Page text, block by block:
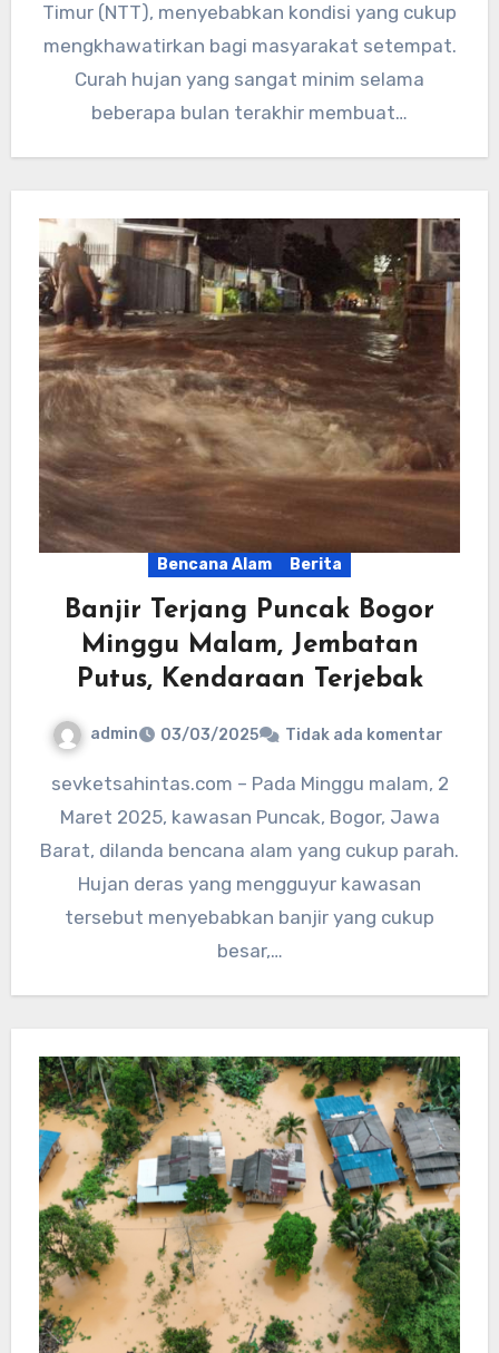
Timur (NTT), menyebabkan kondisi yang cukup
mengkhawatirkan bagi masyarakat setempat.
Curah hujan yang sangat minim selama
beberapa bulan terakhir membuat…
Bencana Alam Berita
Banjir Terjang Puncak Bogor
Minggu Malam, Jembatan
Putus, Kendaraan Terjebak
admin 03/03/2025 Tidak ada komentar
sevketsahintas.com – Pada Minggu malam, 2
Maret 2025, kawasan Puncak, Bogor, Jawa
Barat, dilanda bencana alam yang cukup parah.
Hujan deras yang mengguyur kawasan
tersebut menyebabkan banjir yang cukup
besar,…